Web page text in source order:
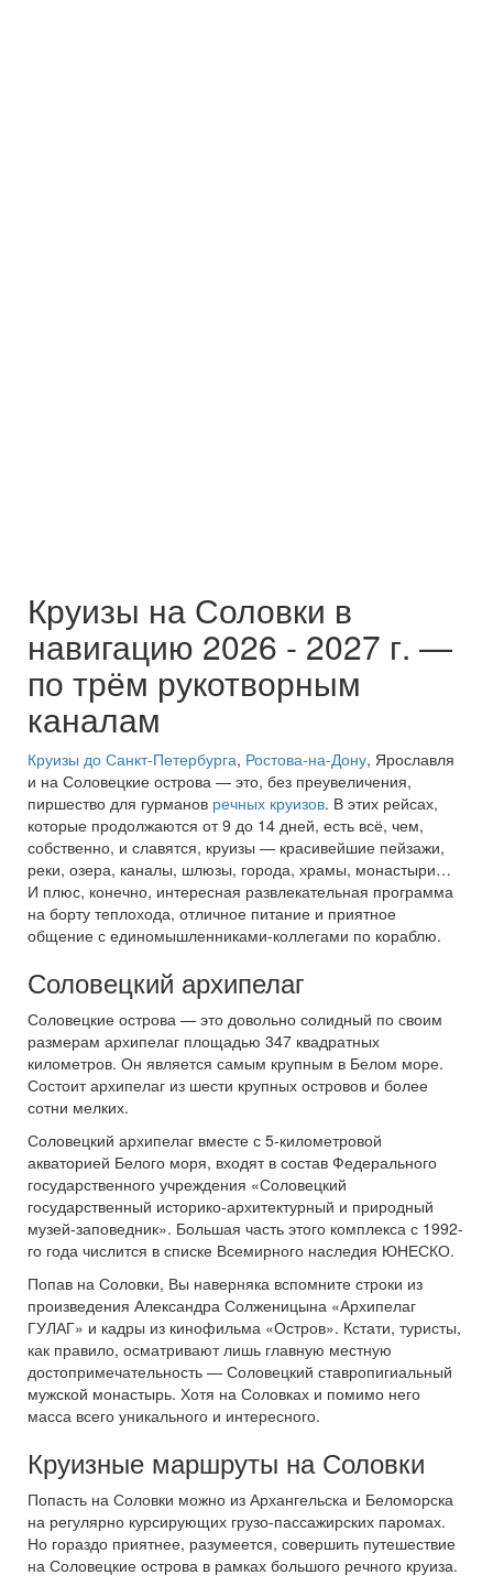
Круизы на Соловки в
навигацию 2026 - 2027 г. —
по трём рукотворным
каналам
Круизы до Санкт-Петербурга, Ростова-на-Дону, Ярославля
и на Соловецкие острова — это, без преувеличения,
пиршество для гурманов речных круизов. В этих рейсах,
которые продолжаются от 9 до 14 дней, есть всё, чем,
собственно, и славятся, круизы — красивейшие пейзажи,
реки, озера, каналы, шлюзы, города, храмы, монастыри…
И плюс, конечно, интересная развлекательная программа
на борту теплохода, отличное питание и приятное
общение с единомышленниками-коллегами по кораблю.
Соловецкий архипелаг
Соловецкие острова — это довольно солидный по своим
размерам архипелаг площадью 347 квадратных
километров. Он является самым крупным в Белом море.
Состоит архипелаг из шести крупных островов и более
сотни мелких.
Соловецкий архипелаг вместе с 5-километровой
акваторией Белого моря, входят в состав Федерального
государственного учреждения «Соловецкий
государственный историко-архитектурный и природный
музей-заповедник». Большая часть этого комплекса с 1992-
го года числится в списке Всемирного наследия ЮНЕСКО.
Попав на Соловки, Вы наверняка вспомните строки из
произведения Александра Солженицына «Архипелаг
ГУЛАГ» и кадры из кинофильма «Остров». Кстати, туристы,
как правило, осматривают лишь главную местную
достопримечательность — Соловецкий ставропигиальный
мужской монастырь. Хотя на Соловках и помимо него
масса всего уникального и интересного.
Круизные маршруты на Соловки
Попасть на Соловки можно из Архангельска и Беломорска
на регулярно курсирующих грузо-пассажирских паромах.
Но гораздо приятнее, разумеется, совершить путешествие
на Соловецкие острова в рамках большого речного круиза.